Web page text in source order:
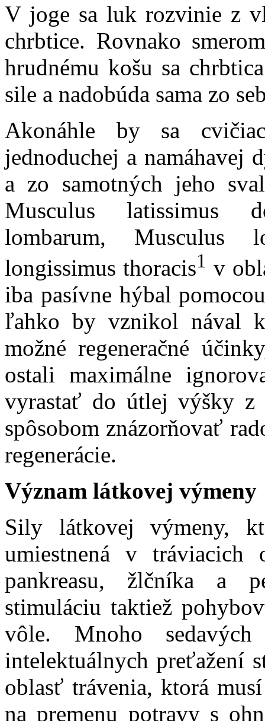
V joge sa luk rozvinie z
chrbtice. Rovnako
hrudnému košu sa
sile a nadobúda sama zo
Akonáhle by sa
jednoduchej a namáhavej
a zo samotných jeho
Musculus latissimus
lombarum, Musculus
longissimus thoracis1 v
iba pasívne hýbal
ľahko by vznikol nával
možné regeneračné
ostali maximálne
vyrastať do útlej výšky z
spôsobom znázorňovať
regenerácie.
Význam látkovej výmeny
Sily látkovej výmeny,
umiestnená v tráviacich
pankreasu, žlčníka a
stimuláciu taktiež
vôle. Mnoho
intelektuálnych preťažení
oblasť trávenia, ktorá
na premenu potravy s